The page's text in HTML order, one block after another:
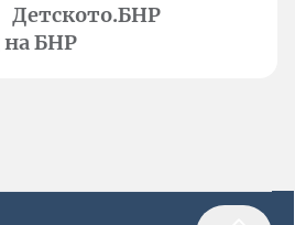
Детското.БНР
БНР